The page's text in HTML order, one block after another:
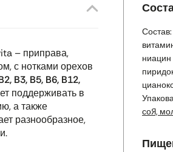
– приправа,
с нотками орехов
B3, B5, B6, B12,
поддерживать в
а также
разнообразное,
ниацин
соя,